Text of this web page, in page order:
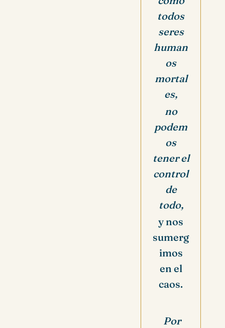
todos
seres
human
os
mortal
es,
no
podem
os
tener el
control
de
todo,
y nos
sumerg
imos
en el
caos.
Por